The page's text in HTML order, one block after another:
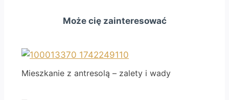
Może cię zainteresować
Mieszkanie z antresolą – zalety i wady